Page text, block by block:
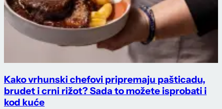
Kako vrhunski chefovi pripremaju pašticadu,
brudet i crni rižot? Sada to možete isprobati i
kod kuće